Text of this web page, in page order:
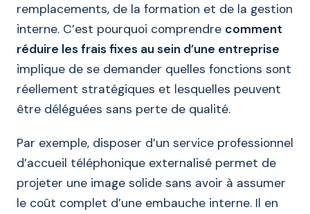
remplacements, de la formation et de la gestion
interne. C’est pourquoi comprendre comment
réduire les frais fixes au sein d’une entreprise
implique de se demander quelles fonctions sont
réellement stratégiques et lesquelles peuvent
être déléguées sans perte de qualité.
Par exemple, disposer d’un service professionnel
d’accueil téléphonique externalisé permet de
projeter une image solide sans avoir à assumer
le coût complet d’une embauche interne. Il en